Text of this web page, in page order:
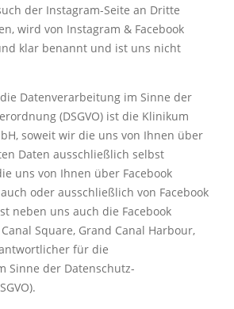
der Instagram-Seite an Dritte
wird von Instagram & Facebook
klar benannt und ist uns nicht
Datenverarbeitung im Sinne der
(DSGVO) ist die Klinikum
soweit wir die uns von Ihnen über
Daten ausschließlich selbst
uns von Ihnen über Facebook
oder ausschließlich von Facebook
neben uns auch die Facebook
Square, Grand Canal Harbour,
für die
Sinne der Datenschutz-